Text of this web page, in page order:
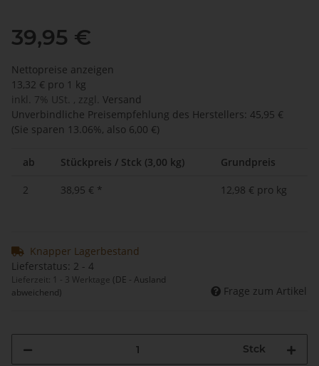
39,95 €
Nettopreise anzeigen
13,32 € pro 1 kg
inkl. 7% USt. , zzgl. Versand
Unverbindliche Preisempfehlung des Herstellers: 45,95 €
(Sie sparen 13.06%, also 6,00 €)
ab Stückpreis / Stck (3,00 kg) Grundpreis
2 38,95 € * 12,98 € pro kg
Knapper Lagerbestand
Lieferstatus: 2 - 4
Lieferzeit: 1 - 3 Werktage (DE - Ausland
abweichend)
Frage zum Artikel
Stck